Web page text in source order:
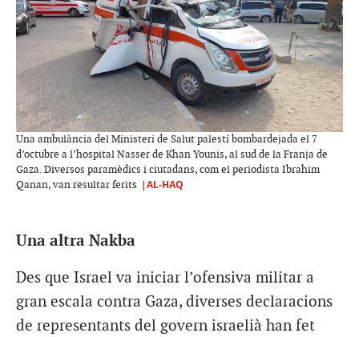
Una ambulància del Ministeri de Salut palestí bombardejada el 7
d’octubre a l’hospital Nasser de Khan Younis, al sud de la Franja de
Gaza. Diversos paramèdics i ciutadans, com el periodista Ibrahim
Qanan, van resultar ferits |AL-HAQ
Una altra Nakba
Des que Israel va iniciar l’ofensiva militar a
gran escala contra Gaza, diverses declaracions
de representants del govern israelià han fet